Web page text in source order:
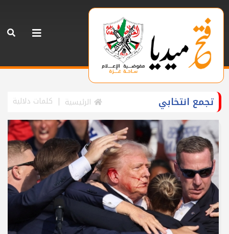
تجمع انتخابي الرئيسية كلمات دلالية